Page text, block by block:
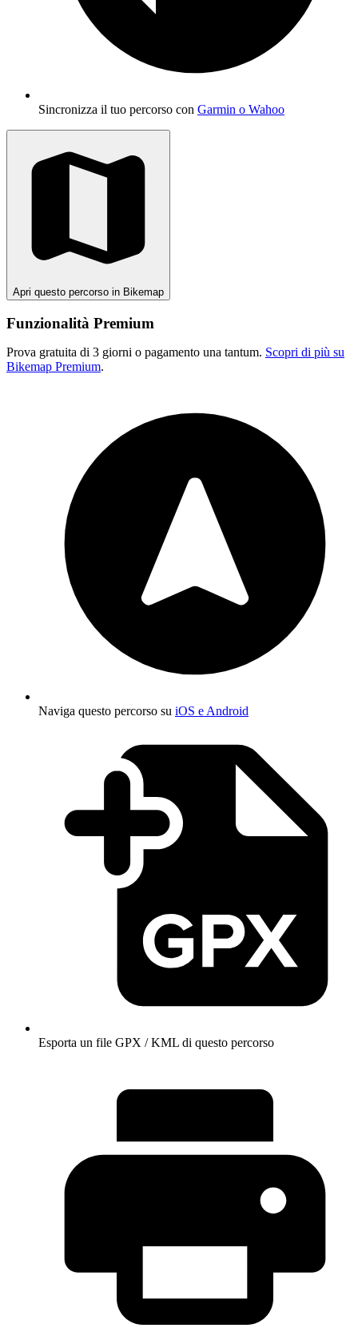
Sincronizza il tuo percorso con Garmin o Wahoo
Apri questo percorso in Bikemap
Funzionalità Premium
Prova gratuita di 3 giorni o pagamento una tantum. Scopri di più su
Bikemap Premium.
Naviga questo percorso su iOS e Android
Esporta un file GPX / KML di questo percorso